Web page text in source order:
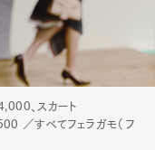
、スカート
／すべてフェラガモ（フ